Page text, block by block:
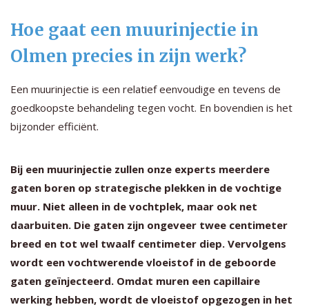
Hoe gaat een muurinjectie in
Olmen precies in zijn werk?
Een muurinjectie is een relatief eenvoudige en tevens de
goedkoopste behandeling tegen vocht. En bovendien is het
bijzonder efficiënt.
Bij een muurinjectie zullen onze experts meerdere
gaten boren op strategische plekken in de vochtige
muur. Niet alleen in de vochtplek, maar ook net
daarbuiten. Die gaten zijn ongeveer twee centimeter
breed en tot wel twaalf centimeter diep. Vervolgens
wordt een vochtwerende vloeistof in de geboorde
gaten geïnjecteerd. Omdat muren een capillaire
werking hebben, wordt de vloeistof opgezogen in het